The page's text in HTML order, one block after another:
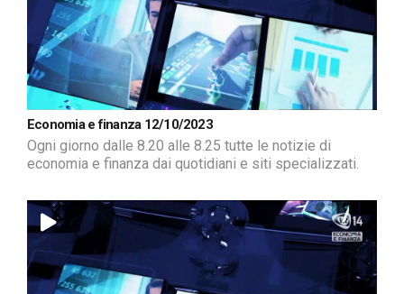
Economia e finanza 12/10/2023
Ogni giorno dalle 8.20 alle 8.25 tutte le notizie di
economia e finanza dai quotidiani e siti specializzati.